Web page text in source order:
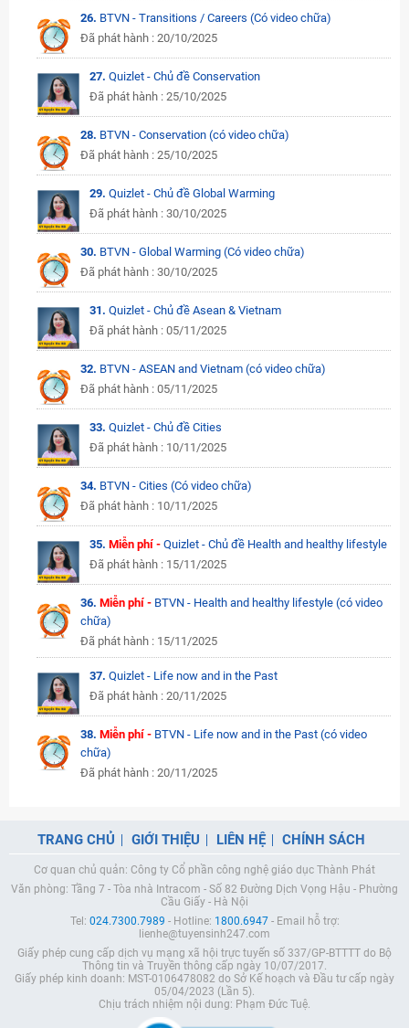
26. BTVN - Transitions / Careers (Có video chữa)
Đã phát hành : 20/10/2025
27. Quizlet - Chủ đề Conservation
Đã phát hành : 25/10/2025
28. BTVN - Conservation (có video chữa)
Đã phát hành : 25/10/2025
29. Quizlet - Chủ đề Global Warming
Đã phát hành : 30/10/2025
30. BTVN - Global Warming (Có video chữa)
Đã phát hành : 30/10/2025
31. Quizlet - Chủ đề Asean & Vietnam
Đã phát hành : 05/11/2025
32. BTVN - ASEAN and Vietnam (có video chữa)
Đã phát hành : 05/11/2025
33. Quizlet - Chủ đề Cities
Đã phát hành : 10/11/2025
34. BTVN - Cities (Có video chữa)
Đã phát hành : 10/11/2025
35. Miễn phí - Quizlet - Chủ đề Health and healthy lifestyle
Đã phát hành : 15/11/2025
36.Miễn phí - BTVN - Health and healthy lifestyle (có video
chữa)
Đã phát hành : 15/11/2025
37. Quizlet - Life now and in the Past
Đã phát hành : 20/11/2025
38.Miễn phí - BTVN - Life now and in the Past (có video
chữa)
Đã phát hành : 20/11/2025
TRANG CHỦ GIỚI THIỆU LIÊN HỆ CHÍNH SÁCH
Cơ quan chủ quản: Công ty Cổ phần công nghệ giáo dục Thành Phát
Văn phòng: Tầng 7 - Tòa nhà Intracom - Số 82 Đường Dịch Vọng Hậu - Phường
Cầu Giấy - Hà Nội
Tel: 024.7300.7989 - Hotline: 1800.6947- Email hỗ trợ:
lienhe@tuyensinh247.com
Giấy phép cung cấp dịch vụ mạng xã hội trực tuyến số 337/GP-BTTTT do Bộ
Thông tin và Truyền thông cấp ngày 10/07/2017.
Giấy phép kinh doanh: MST-0106478082 do Sở Kế hoạch và Đầu tư cấp ngày
05/04/2023 (Lần 5).
Chịu trách nhiệm nội dung: Phạm Đức Tuệ.